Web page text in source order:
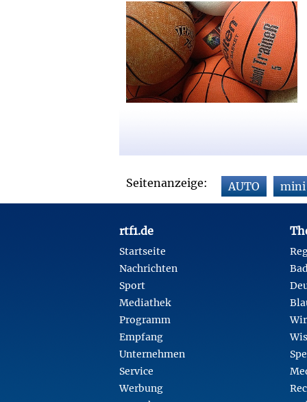
Der Meistertrainer bleibt -
Pro B
Seitenanzeige: AUTO mini
rtf1.de
Startseite
Nachrichten
Sport
Mediathek
Programm
Empfang
Unternehmen
Service
Werbung